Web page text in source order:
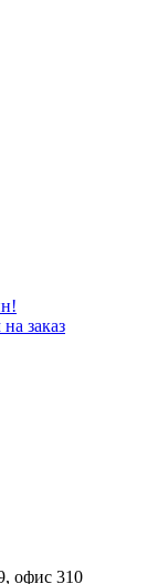
заказ
офис 310